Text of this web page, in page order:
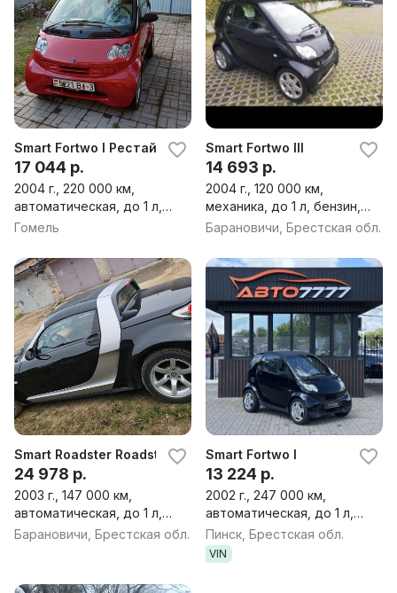
Smart Fortwo I Рестайлинг
17 044 р.
2004 г., 220 000 км,
автоматическая, до 1 л,
дизель, хэтчбек
Гомель
Smart Fortwo III
14 693 р.
2004 г., 120 000 км,
механика, до 1 л, бензин,
хэтчбек
Барановичи, Брестская обл.
Smart Roadster Roadster
24 978 р.
2003 г., 147 000 км,
автоматическая, до 1 л,
бензин, кабриолет
Барановичи, Брестская обл.
Smart Fortwo I
13 224 р.
2002 г., 247 000 км,
автоматическая, до 1 л,
бензин, хэтчбек
Пинск, Брестская обл.
VIN